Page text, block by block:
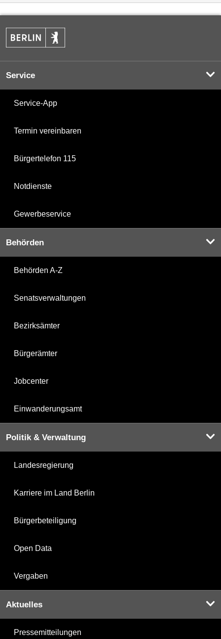
Service
Service-App
Termin vereinbaren
Bürgertelefon 115
Notdienste
Gewerbeservice
Behörden
Behörden A-Z
Senatsverwaltungen
Bezirksämter
Bürgerämter
Jobcenter
Einwanderungsamt
Politik & Verwaltung
Landesregierung
Karriere im Land Berlin
Bürgerbeteiligung
Open Data
Vergaben
Aktuelles
Pressemitteilungen